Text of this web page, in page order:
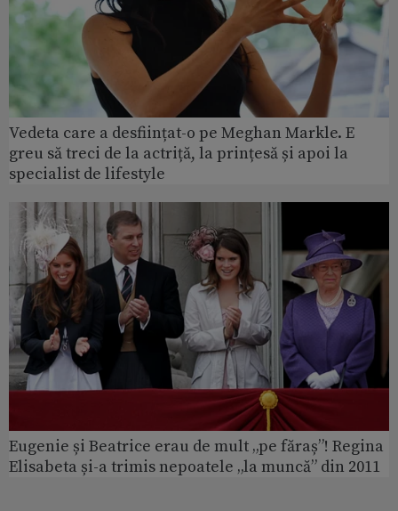
Vedeta care a desființat-o pe Meghan Markle. E
greu să treci de la actriță, la prințesă și apoi la
specialist de lifestyle
Eugenie și Beatrice erau de mult „pe făraș”! Regina
Elisabeta și-a trimis nepoatele „la muncă” din 2011